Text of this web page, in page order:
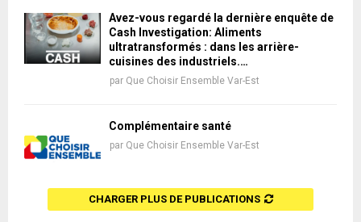
Avez-vous regardé la dernière enquête de
Cash Investigation: Aliments
ultratransformés : dans les arrière-
cuisines des industriels.…
par Que Choisir Ensemble Var-Est
Complémentaire santé
par Que Choisir Ensemble Var-Est
CHARGER PLUS DE PUBLICATIONS